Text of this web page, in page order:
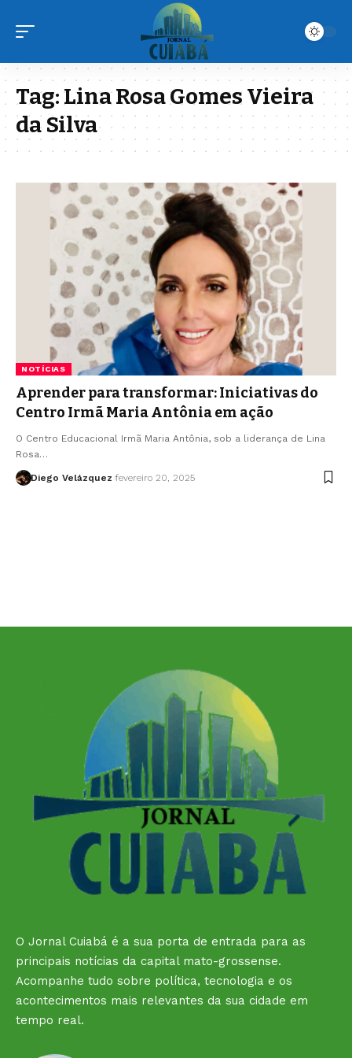
Tag:Lina Rosa Gomes Vieira
da Silva
NOTÍCIAS
Aprender para transformar: Iniciativas do
Centro Irmã Maria Antônia em ação
O Centro Educacional Irmã Maria Antônia, sob a liderança de Lina
Rosa…
Diego Velázquez fevereiro 20, 2025
O Jornal Cuiabá é a sua porta de entrada para as
principais notícias da capital mato-grossense.
Acompanhe tudo sobre política, tecnologia e os
acontecimentos mais relevantes da sua cidade em
tempo real.